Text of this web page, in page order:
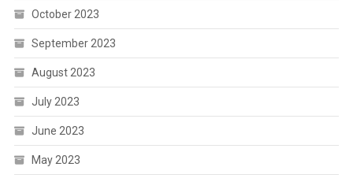
October 2023
September 2023
August 2023
July 2023
June 2023
May 2023